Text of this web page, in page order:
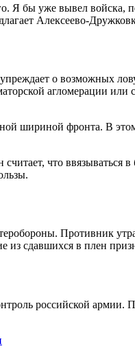
Я бы уже вывел войска,
Алексеево-
о возможных
агломерации или
шириной фронта. В
что
Противник
из сдавшихся в плен
российской армии.